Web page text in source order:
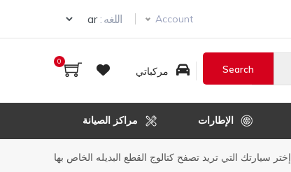
Account اللغه :
مركباتي
0
الإطارات مراكز الصيانة
إختر سيارتك التي تريد تصفح كتالوج القطع البديله الخاص بها